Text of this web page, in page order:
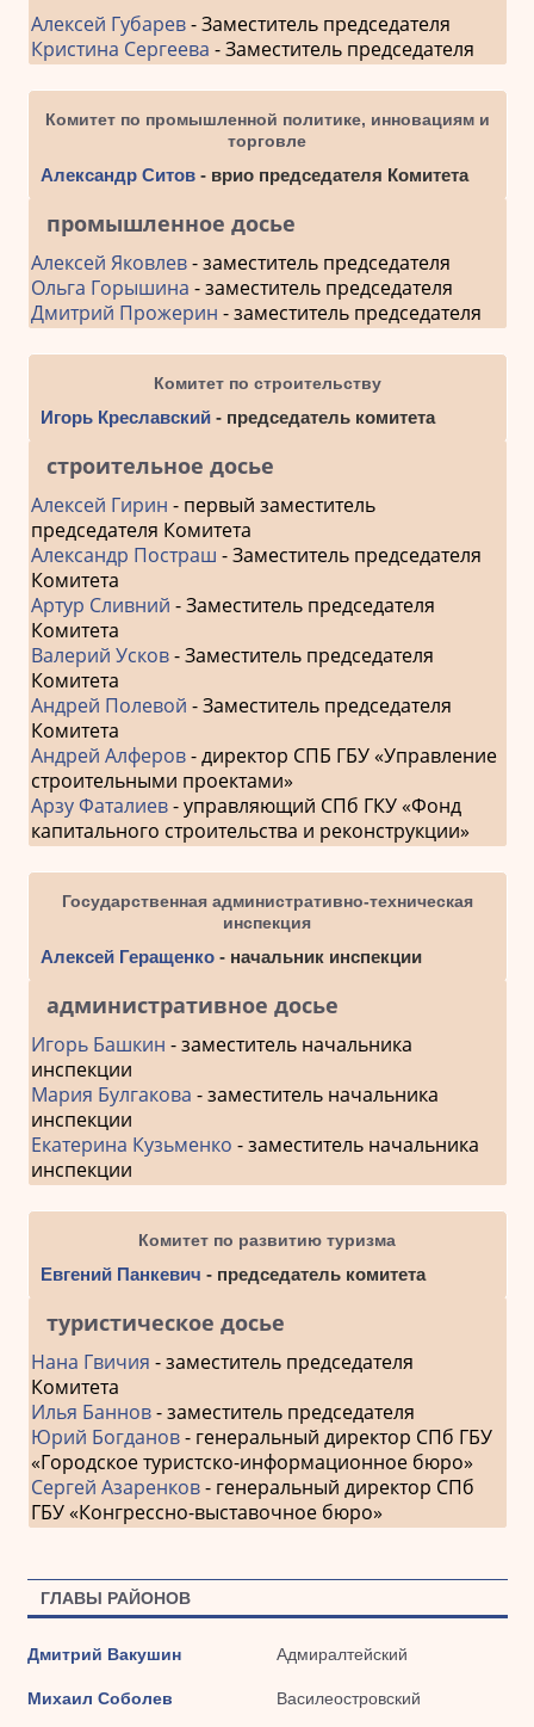
Алексей Губарев- Заместитель председателя
Кристина Сергеева - Заместитель председателя
Комитет по промышленной политике, инновациям и
торговле
Александр Ситов- врио председателя Комитета
промышленное досье
Алексей Яковлев- заместитель председателя
Ольга Горышина - заместитель председателя
Дмитрий Прожерин - заместитель председателя
Комитет по строительству
Игорь Креславский - председатель комитета
строительное досье
Алексей Гирин - первый заместитель
председателя Комитета
Александр Постраш - Заместитель председателя
Комитета
Артур Сливний - Заместитель председателя
Комитета
Валерий Усков- Заместитель председателя
Комитета
Андрей Полевой - Заместитель председателя
Комитета
Андрей Алферов- директор СПБ ГБУ «Управление
строительными проектами»
Арзу Фаталиев- управляющий СПб ГКУ «Фонд
капитального строительства и реконструкции»
Государственная административно-техническая
инспекция
Алексей Геращенко- начальник инспекции
административное досье
Игорь Башкин - заместитель начальника
инспекции
Мария Булгакова - заместитель начальника
инспекции
Екатерина Кузьменко - заместитель начальника
инспекции
Комитет по развитию туризма
Евгений Панкевич - председатель комитета
туристическое досье
Нана Гвичия - заместитель председателя
Комитета
Илья Баннов- заместитель председателя
Юрий Богданов- генеральный директор СПб ГБУ
«Городское туристско-информационное бюро»
Сергей Азаренков- генеральный директор СПб
ГБУ «Конгрессно-выставочное бюро»
ГЛАВЫ РАЙОНОВ
Дмитрий Вакушин Адмиралтейский
Михаил Соболев Василеостровский